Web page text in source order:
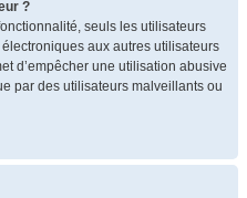
?
seuls les utilisateurs
aux autres utilisateurs
d’empêcher une utilisation abusive
par des utilisateurs malveillants ou